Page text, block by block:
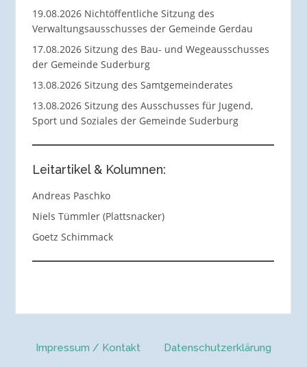
19.08.2026 Nichtöffentliche Sitzung des
Verwaltungsausschusses der Gemeinde Gerdau
17.08.2026 Sitzung des Bau- und Wegeausschusses
der Gemeinde Suderburg
13.08.2026 Sitzung des Samtgemeinderates
13.08.2026 Sitzung des Ausschusses für Jugend,
Sport und Soziales der Gemeinde Suderburg
Leitartikel & Kolumnen:
Andreas Paschko
Niels Tümmler (Plattsnacker)
Goetz Schimmack
Impressum / Kontakt Datenschutzerklärung